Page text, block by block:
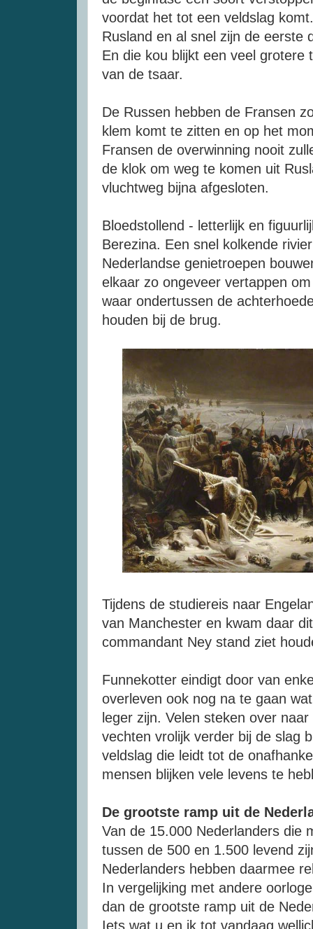
voordat het tot een veldslag
Rusland en al snel zijn de
En die kou blijkt een veel grotere
van de tsaar.
De Russen hebben de Fransen
klem komt te zitten en op het
Fransen de overwinning nooit
de klok om weg te komen uit
vluchtweg bijna afgesloten.
Bloedstollend - letterlijk en
Berezina. Een snel kolkende
Nederlandse genietroepen
elkaar zo ongeveer vertappen
waar ondertussen de
houden bij de brug.
Tijdens de studiereis naar
van Manchester en kwam daar
commandant Ney stand ziet
Funnekotter eindigt door van
overleven ook nog na te gaan
leger zijn. Velen steken over
vechten vrolijk verder bij de slag
veldslag die leidt tot de
mensen blijken vele levens te
De grootste ramp uit de
Van de 15.000 Nederlanders die
tussen de 500 en 1.500 levend
Nederlanders hebben daarmee
In vergelijking met andere
dan de grootste ramp uit de
Iets wat u en ik tot vandaag